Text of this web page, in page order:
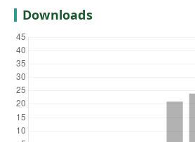
Downloads